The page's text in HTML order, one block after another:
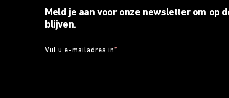
Meld je aan voor onze newsletter om op
blijven.
Vul u e-mailadres in*